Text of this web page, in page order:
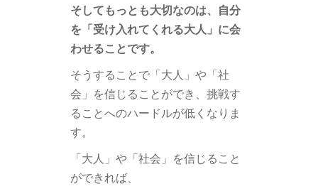
そしてもっとも大切なのは、自分
を「受け入れてくれる大人」に会
わせることです。
そうすることで「大人」や「社
会」を信じることができ、挑戦す
ることへのハードルが低くなりま
す。
「大人」や「社会」を信じること
ができれば、